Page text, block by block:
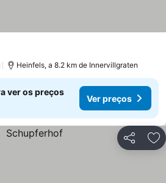
Heinfels, a 8.2 km de Innervillgraten
ver os preços
Ver preços
Partilhar